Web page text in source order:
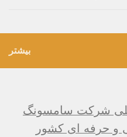
بیشتر
ملی شرکت سامسونگ
و حرفه ای کشور